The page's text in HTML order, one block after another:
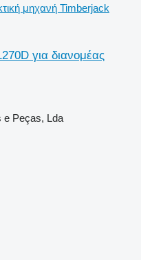
μηχανή Timberjack
για διανομέας
e Peças, Lda